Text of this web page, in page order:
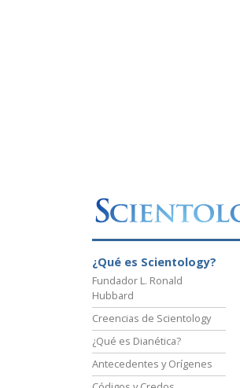
¿Qué es Scientology?
Fundador L. Ronald
Hubbard
Creencias de Scientology
¿Qué es Dianética?
Antecedentes y Orígenes